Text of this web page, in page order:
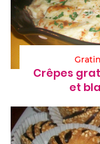
Crêpes
et